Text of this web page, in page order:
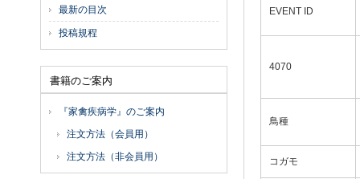
EVENT ID
4070
鳥種
コガモ
最新の目次
投稿規程
書籍のご案内
『家禽疾病学』のご案内
注文方法（会員用）
注文方法（非会員用）